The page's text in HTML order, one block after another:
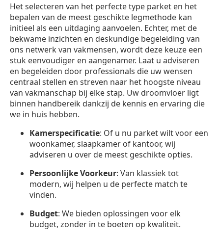
Het selecteren van het perfecte type parket en het
bepalen van de meest geschikte legmethode kan
initieel als een uitdaging aanvoelen. Echter, met de
bekwame inzichten en deskundige begeleiding van
ons netwerk van vakmensen, wordt deze keuze een
stuk eenvoudiger en aangenamer. Laat u adviseren
en begeleiden door professionals die uw wensen
centraal stellen en streven naar het hoogste niveau
van vakmanschap bij elke stap. Uw droomvloer ligt
binnen handbereik dankzij de kennis en ervaring die
we in huis hebben.
Kamerspecificatie: Of u nu parket wilt voor een
woonkamer, slaapkamer of kantoor, wij
adviseren u over de meest geschikte opties.
Persoonlijke Voorkeur: Van klassiek tot
modern, wij helpen u de perfecte match te
vinden.
Budget: We bieden oplossingen voor elk
budget, zonder in te boeten op kwaliteit.